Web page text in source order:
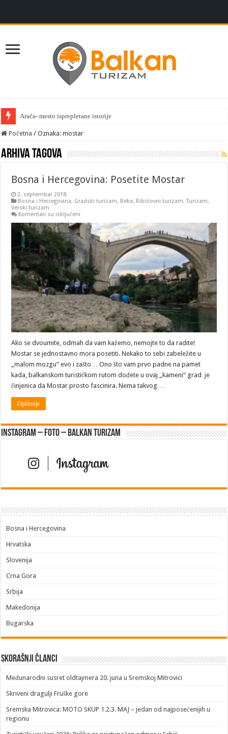
Arača- mesto isprepletane istorije
Početna / Oznaka:mostar
Arhiva tagova
Bosna i Hercegovina: Posetite Mostar
2. septembar 2018.
Bosna i Hercegovina, Gradski turizam, Reke, Ribolovni turizam,Turizam,
Verski turizam
Komentari su isključeni
i
Hercegovina:
Posetite
Mostar
Ako se dvoumite, odmah da vam kažemo, nemojte to da radite!
Mostar se jednostavno mora posetiti. Nekako to sebi zabeležite u
„malom mozgu“ evo i zašto… Ono što vam prvo padne na pamet
kada, balkanskom turističkom rutom dođete u ovaj „kameni“ grad je
činjenica da Mostar prosto fascinira. Nema takvog …
Opširnije
Instagram – FOTO – Balkan turizam
Bosna i Hercegovina
Hrvatska
Slovenija
Crna Gora
Srbija
Makedonija
Bugarska
Skorašnji članci
​Međunarodni susret oldtajmera 20. juna u Sremskoj Mitrovici
Skriveni dragulji Fruške gore
Sremska Mitrovica: MOTO SKUP 1.2.3. MAJ – jedan od najposećenijih u
regionu